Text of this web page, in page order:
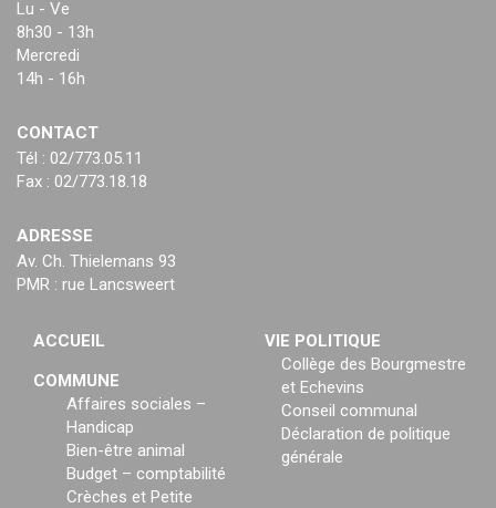
Lu - Ve
8h30 - 13h
Mercredi
14h - 16h
CONTACT
Tél : 02/773.05.11
Fax : 02/773.18.18
ADRESSE
Av. Ch. Thielemans 93
PMR : rue Lancsweert
ACCUEIL
COMMUNE
Affaires sociales –
Handicap
Bien-être animal
Budget – comptabilité
Crèches et Petite
VIE POLITIQUE
Collège des Bourgmestre
et Echevins
Conseil communal
Déclaration de politique
générale